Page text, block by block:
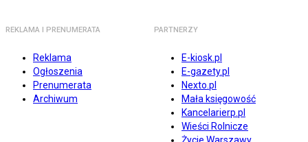
REKLAMA I PRENUMERATA
Reklama
Ogłoszenia
Prenumerata
Archiwum
PARTNERZY
E-kiosk.pl
E-gazety.pl
Nexto.pl
Mała księgowość
Kancelarierp.pl
Wieści Rolnicze